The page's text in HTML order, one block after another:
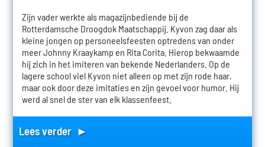
Zijn vader werkte als magazijnbediende bij de
Rotterdamsche Droogdok Maatschappij. Kyvon zag daar als
kleine jongen op personeelsfeesten optredens van onder
meer Johnny Kraaykamp en Rita Corita. Hierop bekwaamde
hij zich in het imiteren van bekende Nederlanders. Op de
lagere school viel Kyvon niet alleen op met zijn rode haar,
maar ook door deze imitaties en zijn gevoel voor humor. Hij
werd al snel de ster van elk klassenfeest.
Lees verder ►